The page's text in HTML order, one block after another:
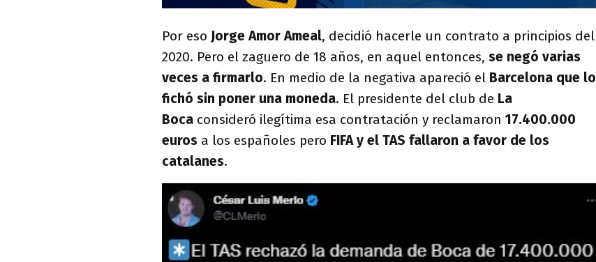
Por eso Jorge Amor Ameal, decidió hacerle un contrato a principios del
2020. Pero el zaguero de 18 años, en aquel entonces, se negó varias
veces a firmarlo. En medio de la negativa apareció el Barcelona que lo
fichó sin poner una moneda. El presidente del club de La
Boca consideró ilegítima esa contratación y reclamaron 17.400.000
euros a los españoles pero FIFA y el TAS fallaron a favor de los
catalanes.